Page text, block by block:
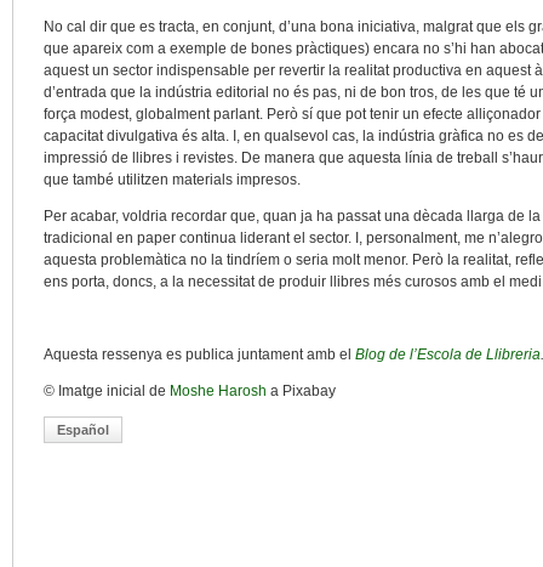
No cal dir que es tracta, en conjunt, d’una bona iniciativa, malgrat que els
que apareix com a exemple de bones pràctiques) encara no s’hi han
aquest un sector indispensable per revertir la realitat productiva en aquest
d’entrada que la indústria editorial no és pas, ni de bon tros, de les que té
força modest, globalment parlant. Però sí que pot tenir un efecte
capacitat divulgativa és alta. I, en qualsevol cas, la indústria gràfica no es
impressió de llibres i revistes. De manera que aquesta línia de treball
que també utilitzen materials impresos.
Per acabar, voldria recordar que, quan ja ha passat una dècada llarga de
tradicional en paper continua liderant el sector. I, personalment, me
aquesta problemàtica no la tindríem o seria molt menor. Però la realitat,
ens porta, doncs, a la necessitat de produir llibres més curosos amb el
Aquesta ressenya es publica juntament amb el Blog de l’Escola de Llibreria.
© Imatge inicial de Moshe Harosh a Pixabay
Español